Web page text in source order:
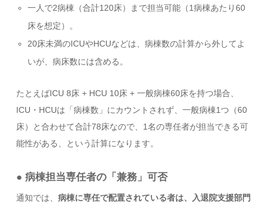
一人で2病棟（合計120床）まで担当可能（1病棟あたり60
床を想定）。
20床未満のICUやHCUなどは、病棟数の計算から外してよ
いが、病床数には含める。
たとえばICU 8床 + HCU 10床 + 一般病棟60床を持つ場合、
ICU・HCUは「病棟数」にカウントされず、一般病棟1つ（60
床）と合わせて合計78床なので、1名の専任者が担当できる可
能性がある、という計算になります。
● 病棟担当専任者の「兼務」可否
通知では、病棟に専任で配置されている者は、入退院支援部門